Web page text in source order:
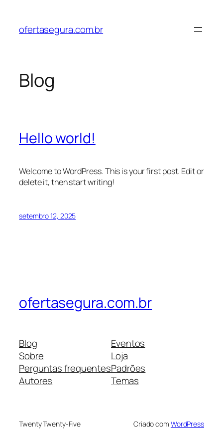
ofertasegura.com.br
Blog
Hello world!
Welcome to WordPress. This is your first post. Edit or
delete it, then start writing!
setembro 12, 2025
ofertasegura.com.br
Blog
Sobre
Perguntas frequentes
Autores
Eventos
Loja
Padrões
Temas
Twenty Twenty-Five Criado com WordPress